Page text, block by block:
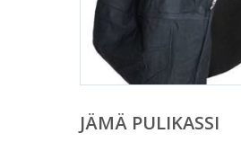
JÄMÄ PULIKASSI